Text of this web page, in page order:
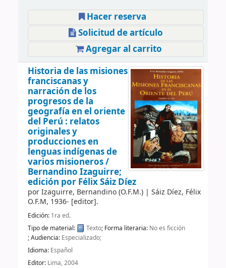
Hacer reserva
Solicitud de artículo
Agregar al carrito
Historia de las misiones
franciscanas y
narración de los
progresos de la
geografía en el oriente
del Perú : relatos
originales y
producciones en
lenguas indígenas de
varios misioneros /
Bernandino Izaguirre;
edición por Félix Sáiz Díez
porIzaguirre, Bernandino (O.F.M.)| Sáiz Díez, Félix
O.F.M, 1936- [editor].
Edición: 1ra ed.
Tipo de material:
Texto; Forma literaria: No es ficción
; Audiencia: Especializado;
Idioma: Español
Editor: Lima, 2004